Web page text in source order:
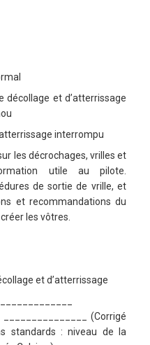
décollage et d’atterrissage
interrompu
les décrochages, vrilles et
utile au pilote.
de sortie de vrille, et
et recommandations du
les vôtres.
et d’atterrissage
(Corrigé
standards : niveau de la